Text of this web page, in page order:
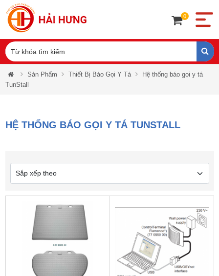
0
Sản Phẩm Thiết Bị Báo Gọi Y Tá
Hệ thống báo gọi y tá
TunStall
HỆ THỐNG BÁO GỌI Y TÁ TUNSTALL